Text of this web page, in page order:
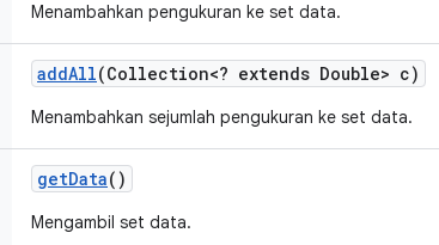
Menambahkan pengukuran ke set data.
addAll(Collection<? extends Double> c)
Menambahkan sejumlah pengukuran ke set data.
getData()
Mengambil set data.